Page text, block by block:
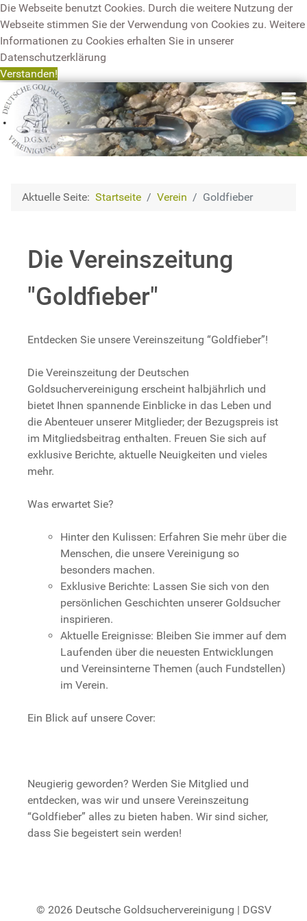
Die Webseite benutzt Cookies. Durch die weitere Nutzung der
Webseite stimmen Sie der Verwendung von Cookies zu. Weitere
Informationen zu Cookies erhalten Sie in unserer
Datenschutzerklärung
Verstanden!
Aktuelle Seite: Startseite Verein Goldfieber
Die Vereinszeitung
"Goldfieber"
Entdecken Sie unsere Vereinszeitung “Goldfieber”!
Die Vereinszeitung der Deutschen
Goldsuchervereinigung erscheint halbjährlich und
bietet Ihnen spannende Einblicke in das Leben und
die Abenteuer unserer Mitglieder; der Bezugspreis ist
im Mitgliedsbeitrag enthalten. Freuen Sie sich auf
exklusive Berichte, aktuelle Neuigkeiten und vieles
mehr.
Was erwartet Sie?
Hinter den Kulissen: Erfahren Sie mehr über die
Menschen, die unsere Vereinigung so
besonders machen.
Exklusive Berichte: Lassen Sie sich von den
persönlichen Geschichten unserer Goldsucher
inspirieren.
Aktuelle Ereignisse: Bleiben Sie immer auf dem
Laufenden über die neuesten Entwicklungen
und Vereinsinterne Themen (auch Fundstellen)
im Verein.
Ein Blick auf unsere Cover:
Neugierig geworden? Werden Sie Mitglied und
entdecken, was wir und unsere Vereinszeitung
“Goldfieber” alles zu bieten haben. Wir sind sicher,
dass Sie begeistert sein werden!
© 2026 Deutsche Goldsuchervereinigung | DGSV